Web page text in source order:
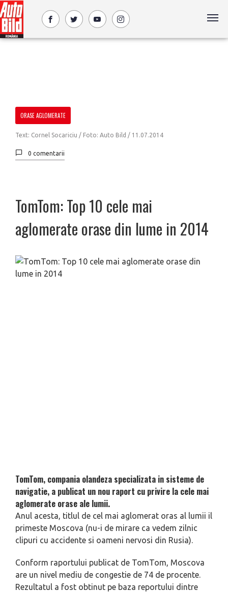
ORASE AGLOMERATE
Text: Cornel Socariciu / Foto: Auto Bild / 11.07.2014
0 comentarii
TomTom: Top 10 cele mai
aglomerate orase din lume in 2014
TomTom, compania olandeza specializata in sisteme de
navigatie, a publicat un nou raport cu privire la cele mai
aglomerate orase ale lumii.
Anul acesta, titlul de cel mai aglomerat oras al lumii il
primeste Moscova (nu-i de mirare ca vedem zilnic
clipuri cu accidente si oameni nervosi din Rusia).
Conform raportului publicat de TomTom, Moscova
are un nivel mediu de congestie de 74 de procente.
Rezultatul a fost obtinut pe baza reportului dintre